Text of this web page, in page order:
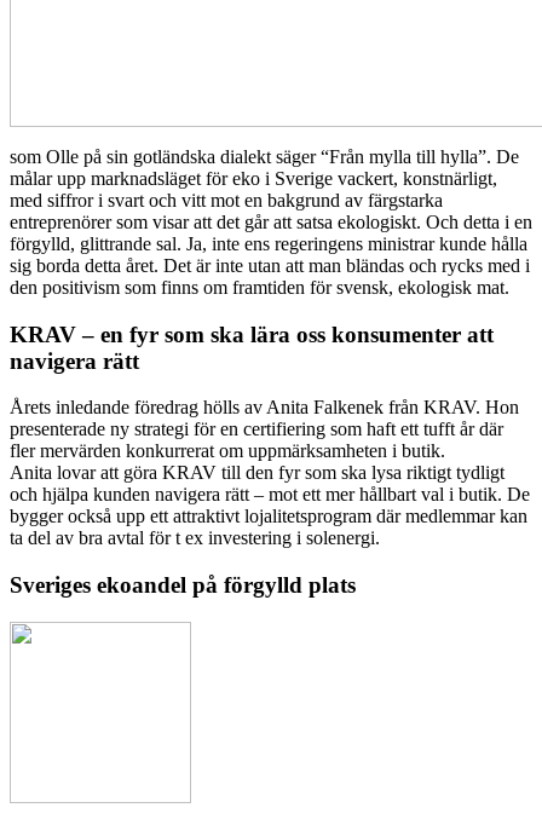
som Olle på sin gotländska dialekt säger “Från mylla till hylla”. De
målar upp marknadsläget för eko i Sverige vackert, konstnärligt,
med siffror i svart och vitt mot en bakgrund av färgstarka
entreprenörer som visar att det går att satsa ekologiskt. Och detta i en
förgylld, glittrande sal. Ja, inte ens regeringens ministrar kunde hålla
sig borda detta året. Det är inte utan att man bländas och rycks med i
den positivism som finns om framtiden för svensk, ekologisk mat.
KRAV – en fyr som ska lära oss konsumenter att
navigera rätt
Årets inledande föredrag hölls av Anita Falkenek från KRAV. Hon
presenterade ny strategi för en certifiering som haft ett tufft år där
fler mervärden konkurrerat om uppmärksamheten i butik.
Anita lovar att göra KRAV till den fyr som ska lysa riktigt tydligt
och hjälpa kunden navigera rätt – mot ett mer hållbart val i butik. De
bygger också upp ett attraktivt lojalitetsprogram där medlemmar kan
ta del av bra avtal för t ex investering i solenergi.
Sveriges ekoandel på förgylld plats